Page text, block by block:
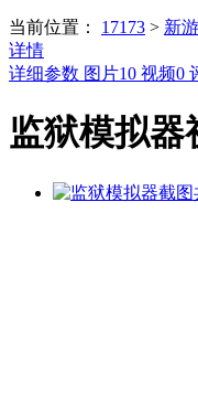
当前位置： 17173 > 新
详情
详细参数 图片10 视频0
监狱模拟器